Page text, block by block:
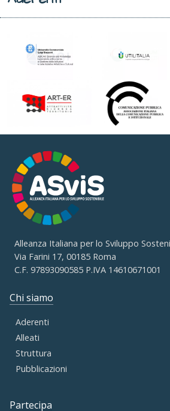
Alleanza Italiana per lo Sviluppo
Via Farini 17, 00185 Roma
C.F. 97893090585 P.IVA 14610671001
Chi siamo
Aderenti
Alleati
Struttura
Pubblicazioni
Partecipa